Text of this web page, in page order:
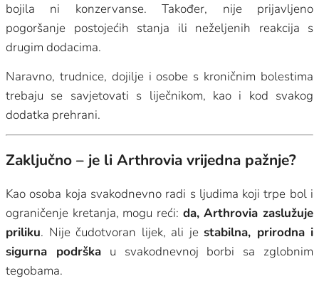
bojila ni konzervanse. Također, nije prijavljeno
pogoršanje postojećih stanja ili neželjenih reakcija s
drugim dodacima.
Naravno, trudnice, dojilje i osobe s kroničnim bolestima
trebaju se savjetovati s liječnikom, kao i kod svakog
dodatka prehrani.
Zaključno – je li Arthrovia vrijedna pažnje?
Kao osoba koja svakodnevno radi s ljudima koji trpe bol i
ograničenje kretanja, mogu reći: da, Arthrovia zaslužuje
priliku. Nije čudotvoran lijek, ali je stabilna, prirodna i
sigurna podrškau svakodnevnoj borbi sa zglobnim
tegobama.